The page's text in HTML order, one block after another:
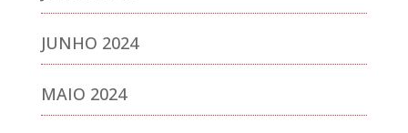
JUNHO 2024
MAIO 2024